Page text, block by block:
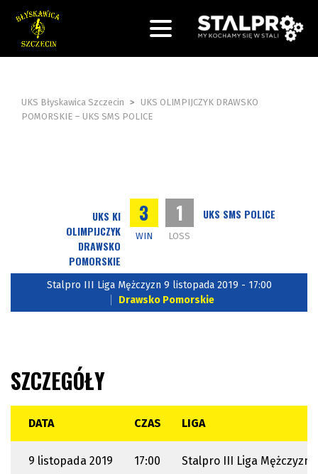
UKS Błyskawica Szczecin >
UKS OLIMPIJCZYK DRAWSKO
POMORSKIE – UKS SMS POLICE
UKS KI
OLIMPIJCZYK
DRAWSKO
POMORSKIE
3
WIN
1
LOSS
UKS SMS POLICE
Stalpro III Liga Mężczyzn 9 listopada 2019 - 17:00
Drawsko Pomorskie
SZCZEGÓŁY
DATA CZAS LIGA
9 listopada 2019 17:00 Stalpro III Liga Mężczyzn